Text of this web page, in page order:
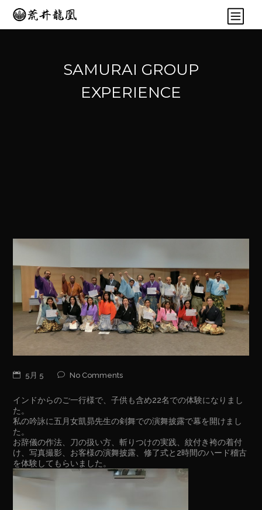
SAMURAI GROUP
EXPERIENCE
5月 5 No Comments
インドからのご一行様で、子供も含め22名での体験になりまし
た。
私の吟詠に五月女凱昴先生の剣舞での演舞披露で幕を開けまし
た。
お辞儀の作法、刀の扱い方、斬りつけの実践、紋付き袴の着付
け、写真撮影、お客様の演舞披露、修了式と2時間のハード稽古
を体験してもらいました。